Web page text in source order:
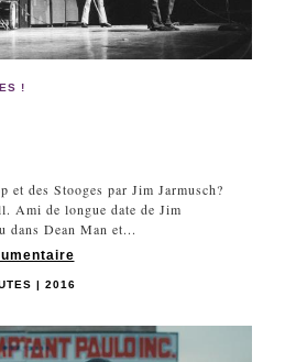
!
et des Stooges par Jim Jarmusch?
Ami de longue date de Jim
dans Dean Man et...
| 2016